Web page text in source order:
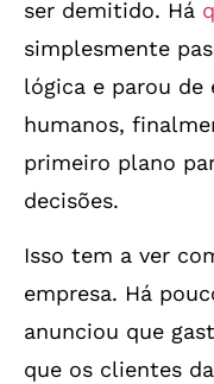
ser demitido. Há
simplesmente
lógica e parou de
humanos,
primeiro plano
decisões.
Isso tem a ver
empresa. Há
anunciou que
que os clientes